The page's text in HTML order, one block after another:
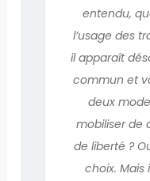
entendu,
l’usage des
il apparaît
commun et
deux
mobiliser de
de liberté ?
choix.